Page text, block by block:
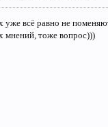
уже всё равно не
мнений, тоже вопрос)))